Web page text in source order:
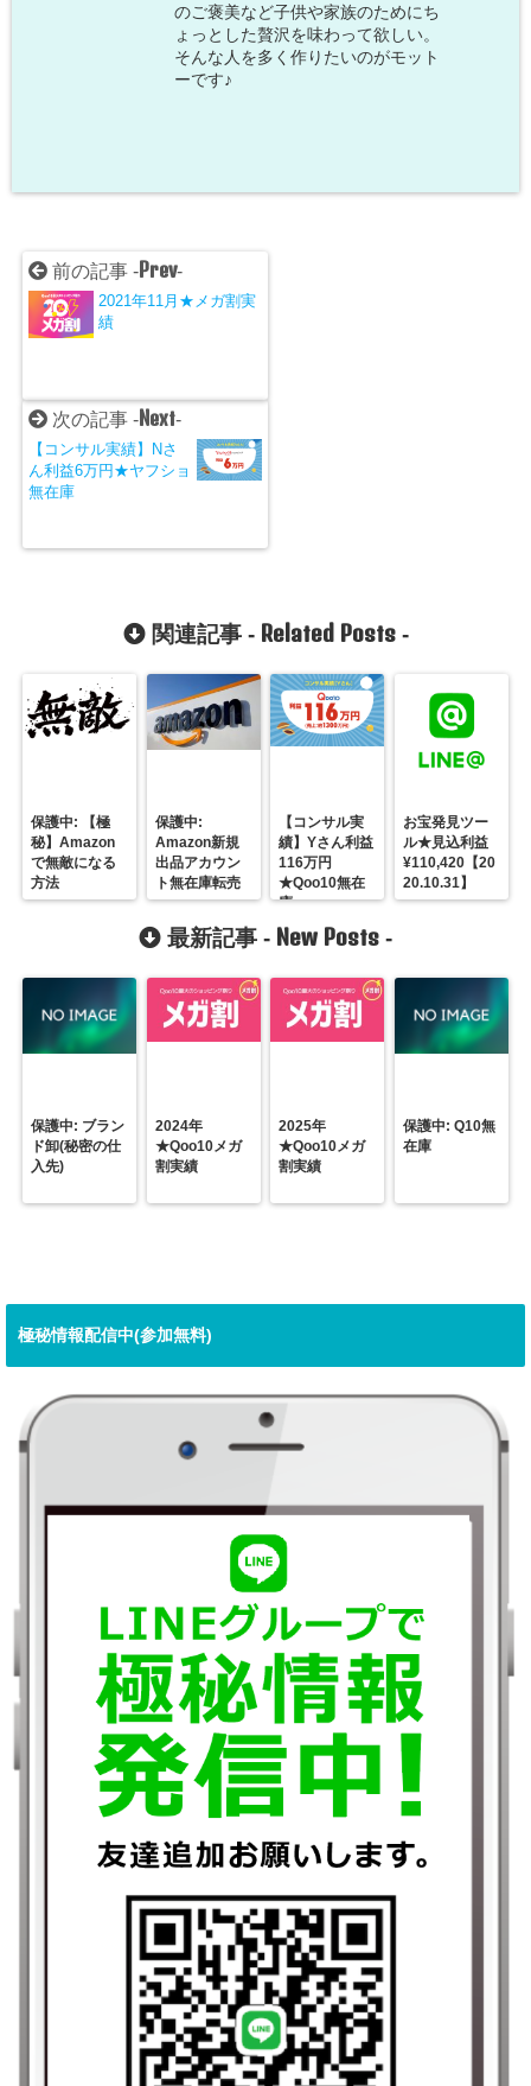
のご褒美など子供や家族のためにち
ょっとした贅沢を味わって欲しい。
そんな人を多く作りたいのがモット
ーです♪
前の記事 - Prev-
2021年11月★メガ割実
績
次の記事 - Next-
【コンサル実績】Nさ
ん利益6万円★ヤフショ
無在庫
関連記事 - Related Posts-
保護中: 【極
秘】Amazon
で無敵になる
方法
保護中:
Amazon新規
出品アカウン
ト無在庫転売
【コンサル実
績】Yさん利益
116万円
★Qoo10無在
庫
お宝発見ツー
ル★見込利益
¥110,420【20
20.10.31】
最新記事 - New Posts -
保護中: ブラン
ド卸(秘密の仕
入先)
2024年
★Qoo10メガ
割実績
2025年
★Qoo10メガ
割実績
保護中: Q10無
在庫
極秘情報配信中(参加無料)